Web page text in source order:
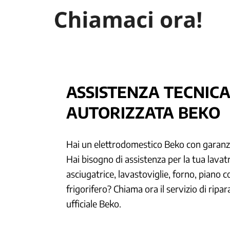
ASSISTENZA
AUTORIZZATA BEKO
Hai un elettrodomestico Beko con
Hai bisogno di assistenza per la tua
asciugatrice, lavastoviglie, forno, piano
frigorifero? Chiama ora il servizio di
ufficiale Beko.